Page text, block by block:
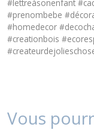
#lettreàsonenfant
#prenombebe
#homedecor
#creationbois
Vous